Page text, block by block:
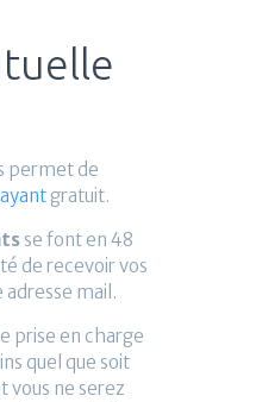
permet de
gratuit.
se font en 48
de recevoir vos
mail.
prise en charge
quel que soit
vous ne serez